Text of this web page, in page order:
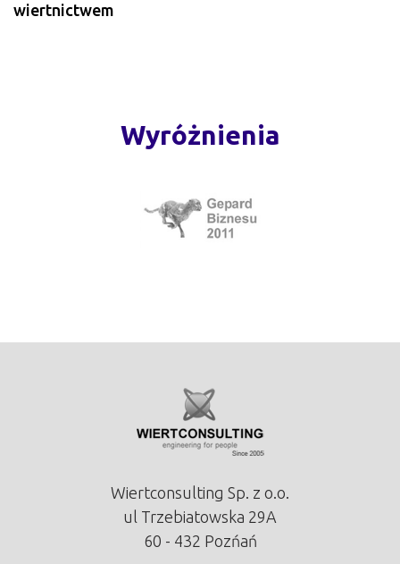
wiertnictwem
Wyróżnienia
Wiertconsulting Sp. z o.o.
ul Trzebiatowska 29A
60 - 432 Pozńań